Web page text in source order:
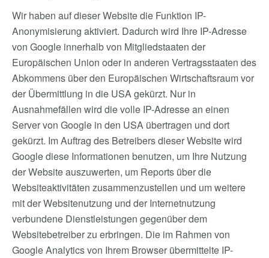
Wir haben auf dieser Website die Funktion IP-
Anonymisierung aktiviert. Dadurch wird Ihre IP-Adresse
von Google innerhalb von Mitgliedstaaten der
Europäischen Union oder in anderen Vertragsstaaten des
Abkommens über den Europäischen Wirtschaftsraum vor
der Übermittlung in die USA gekürzt. Nur in
Ausnahmefällen wird die volle IP-Adresse an einen
Server von Google in den USA übertragen und dort
gekürzt. Im Auftrag des Betreibers dieser Website wird
Google diese Informationen benutzen, um Ihre Nutzung
der Website auszuwerten, um Reports über die
Websiteaktivitäten zusammenzustellen und um weitere
mit der Websitenutzung und der Internetnutzung
verbundene Dienstleistungen gegenüber dem
Websitebetreiber zu erbringen. Die im Rahmen von
Google Analytics von Ihrem Browser übermittelte IP-